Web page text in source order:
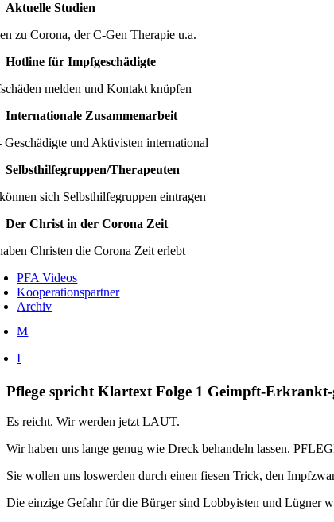
Aktuelle Studien
zu Corona, der C-Gen Therapie u.a.
Hotline für Impfgeschädigte
melden und Kontakt knüpfen
Internationale Zusammenarbeit
Geschädigte und Aktivisten international
Selbsthilfegruppen/Therapeuten
sich Selbsthilfegruppen eintragen
Der Christ in der Corona Zeit
Christen die Corona Zeit erlebt
PFA Videos
Kooperationspartner
Archiv
M
I
Pflege spricht Klartext Folge 1 Geimpft-Erkrankt-
Es reicht. Wir werden jetzt LAUT.
Wir haben uns lange genug wie Dreck behandeln lassen.
Sie wollen uns loswerden durch einen fiesen Trick, den
Die einzige Gefahr für die Bürger sind Lobbyisten und Lügner